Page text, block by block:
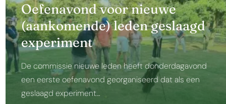
Oefenavond voor nieuwe
(aankomende) leden geslaagd
experiment
De commissie nieuwe leden heeft donderdagavond
een eerste oefenavond georganiseerd dat als een
geslaagd experiment…